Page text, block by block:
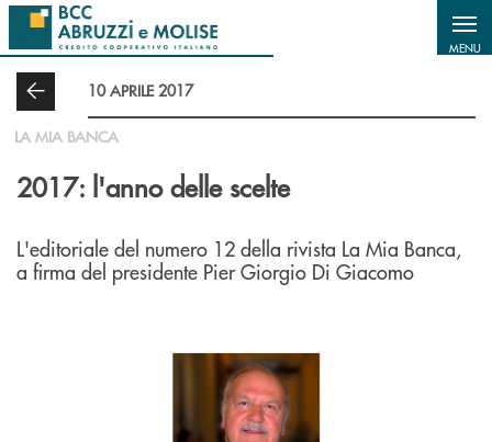
Salta al contenuto principale
MENU
10 APRILE 2017
LA MIA BANCA
2017: l'anno delle scelte
L'editoriale del numero 12 della rivista La Mia Banca,
a firma del presidente Pier Giorgio Di Giacomo